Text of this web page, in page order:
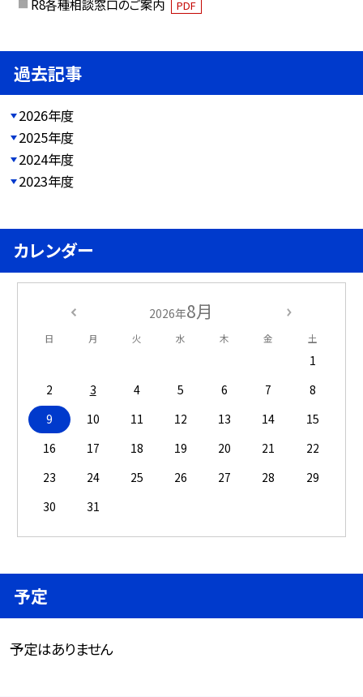
R8各種相談窓口のご案内 PDF
過去記事
2026年度
2025年度
2024年度
2023年度
カレンダー
2026年8月
日 月 火 水 木 金 土
1
2
3 4 5 6 7
8
9
10 11 12 13 14
15
16
17 18 19 20 21
22
23
24 25 26 27 28
29
30
31
予定
予定はありません